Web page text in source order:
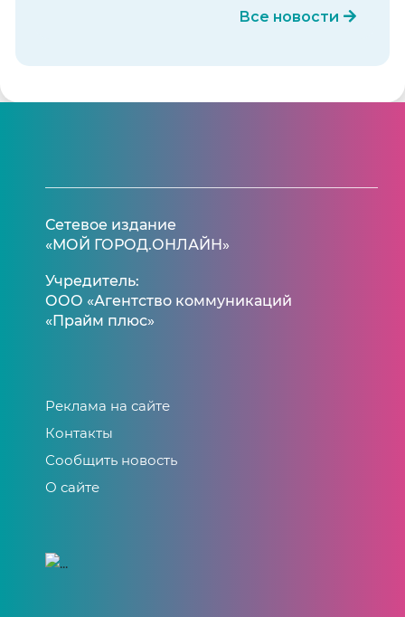
Все новости
Сетевое издание
«МОЙ ГОРОД.ОНЛАЙН»
Учредитель:
ООО «Агентство коммуникаций
«Прайм плюс»
Реклама на сайте
Контакты
Сообщить новость
О сайте